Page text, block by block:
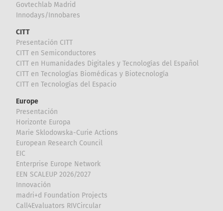
Govtechlab Madrid
Innodays/Innobares
CITT
Presentación CITT
CITT en Semiconductores
CITT en Humanidades Digitales y Tecnologías del Español
CITT en Tecnologías Biomédicas y Biotecnología
CITT en Tecnologías del Espacio
Europe
Presentación
Horizonte Europa
Marie Sklodowska-Curie Actions
European Research Council
EIC
Enterprise Europe Network
EEN SCALEUP 2026/2027
Innovación
madri+d Foundation Projects
Call4Evaluators RIVCircular